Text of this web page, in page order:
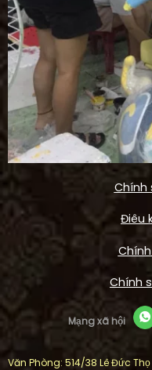
Chính
Điêu
Chính
Mạng xã hội
Văn Phòng: 514/38 Lê Đức Thọ